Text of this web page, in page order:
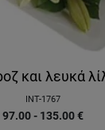
και λευκά
INT-1767
97.00 - 135.00€